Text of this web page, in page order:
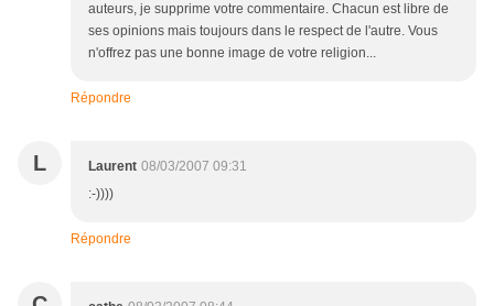
auteurs, je supprime votre commentaire. Chacun est libre de
ses opinions mais toujours dans le respect de l'autre. Vous
n'offrez pas une bonne image de votre religion...
Répondre
L Laurent 08/03/2007 09:31
:-))))
Répondre